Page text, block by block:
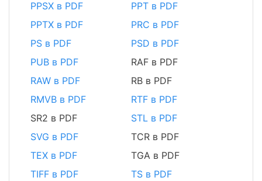
PPSX в PDF
PPT в PDF
PPTX в PDF
PRC в PDF
PS в PDF
PSD в PDF
PUB в PDF
RAF в PDF
RAW в PDF
RB в PDF
RMVB в PDF
RTF в PDF
SR2 в PDF
STL в PDF
SVG в PDF
TCR в PDF
TEX в PDF
TGA в PDF
TIFF в PDF
TS в PDF